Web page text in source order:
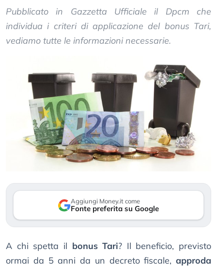
Pubblicato in Gazzetta Ufficiale il Dpcm che
individua i criteri di applicazione del bonus Tari,
vediamo tutte le informazioni necessarie.
Aggiungi Money.it come
Fonte preferita su Google
A chi spetta il bonus Tari? Il beneficio, previsto
ormai da 5 anni da un decreto fiscale, approda